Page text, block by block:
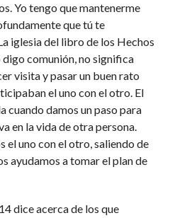
Yo tengo que mantenerme
que tú te
iglesia del libro de los Hechos
digo comunión, no significa
visita y pasar un buen rato
el uno con el otro. El
cuando damos un paso para
en la vida de otra persona.
uno con el otro, saliendo de
ayudamos a tomar el plan de
dice acerca de los que